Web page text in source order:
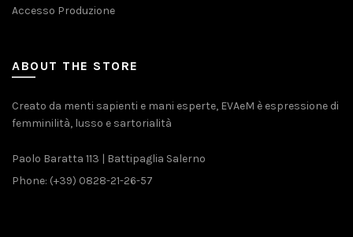
Accesso Produzione
ABOUT THE STORE
Creato da menti sapienti e mani esperte, EVAeM è espressione di
femminilità, lusso e sartorialità
Paolo Baratta 113 | Battipaglia Salerno
Phone: (+39) 0828-21-26-57